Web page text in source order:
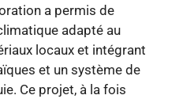
a permis de
adapté au
locaux et intégrant
et un système de
Ce projet, à la fois